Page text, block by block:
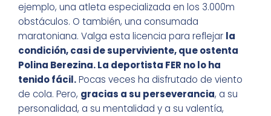
ejemplo, una atleta especializada en los 3.000m
obstáculos. O también, una consumada
maratoniana. Valga esta licencia para reflejar la
condición, casi de superviviente, que ostenta
Polina Berezina. La deportista FER no lo ha
tenido fácil.Pocas veces ha disfrutado de viento
de cola. Pero, gracias a su perseverancia, a su
personalidad, a su mentalidad y a su valentía,